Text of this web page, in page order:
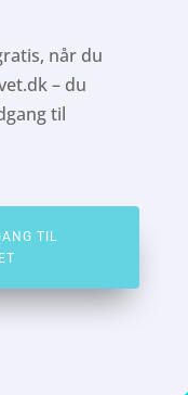
når du
– du
til
TIL